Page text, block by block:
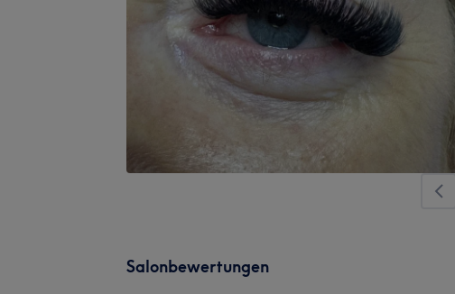
Salonbewertungen